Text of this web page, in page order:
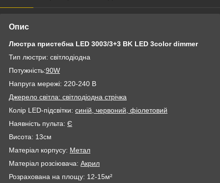
Опис
Люстра пристебна LED 3003/3+3 BK LED 3color dimmer
Тип люстри: світлодіодна
Потужність:90W
Напруга мережі: 220-240 В
Джерело світла: світлодіодна стрічка
Колір LED-підсвітки: синій , червоний, фіолетовий
Наявність пульта: Є
Висота: 13см
Матеріал корпусу: Метал
Матеріал розсіювача: Акрил
Розрахована на площу: 12-15м²